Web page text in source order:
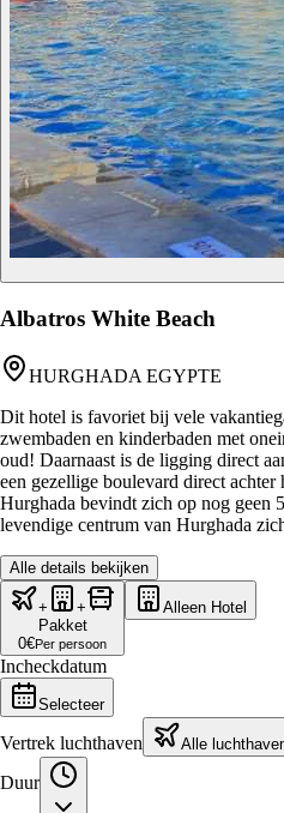
Albatros White Beach
HURGHADA EGYPTE
Dit hotel is favoriet bij vele
zwembaden en kinderbaden met
oud! Daarnaast is de ligging direct
een gezellige boulevard direct
Hurghada bevindt zich op nog geen
levendige centrum van Hurghada
Alle details bekijken
+
+
Pakket
0€Per persoon
Alleen Hotel
Incheckdatum
Selecteer
Vertrek luchthaven Alle
Duur